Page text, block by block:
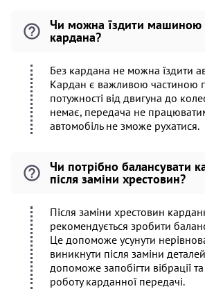
Чи можна їздити машиною
кардана?
Без кардана не можна їздити
Кардан є важливою частиною
потужності від двигуна до
немає, передача не
автомобіль не зможе рухатися.
Чи потрібно балансувати
після заміни хрестовин?
Після заміни хрестовин
рекомендується зробити
Це допоможе усунути
виникнути після заміни
допоможе запобігти вібрації
роботу карданної передачі.